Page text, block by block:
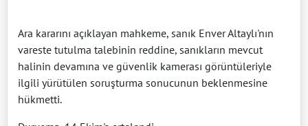
Ara kararını açıklayan mahkeme, sanık Enver Altaylı'nın
vareste tutulma talebinin reddine, sanıkların mevcut
halinin devamına ve güvenlik kamerası görüntüleriyle
ilgili yürütülen soruşturma sonucunun beklenmesine
hükmetti.